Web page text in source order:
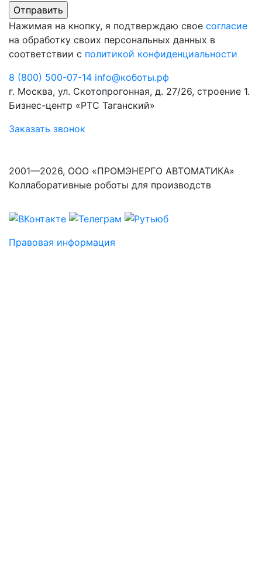
Нажимая на кнопку, я подтверждаю свое согласие
на обработку своих персональных данных в
соответствии с политикой конфиденциальности
8 (800) 500-07-14 info@коботы.рф
г. Москва, ул. Скотопрогонная, д. 27/26, строение 1.
Бизнес-центр «РТС Таганский»
Заказать звонок
2001—2026, ООО «ПРОМЭНЕРГО АВТОМАТИКА»
Коллаборативные роботы для производств
Правовая информация